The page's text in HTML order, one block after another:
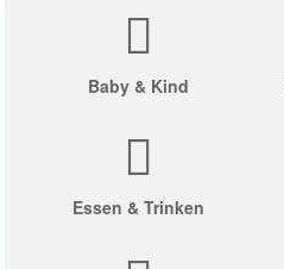
Baby & Kind
Essen & Trinken